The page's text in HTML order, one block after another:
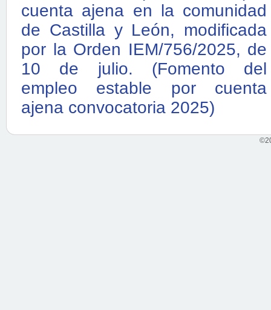
cuenta ajena en la comunidad
de Castilla y León, modificada
por la Orden IEM/756/2025, de
10 de julio. (Fomento del
empleo estable por cuenta
ajena convocatoria 2025)